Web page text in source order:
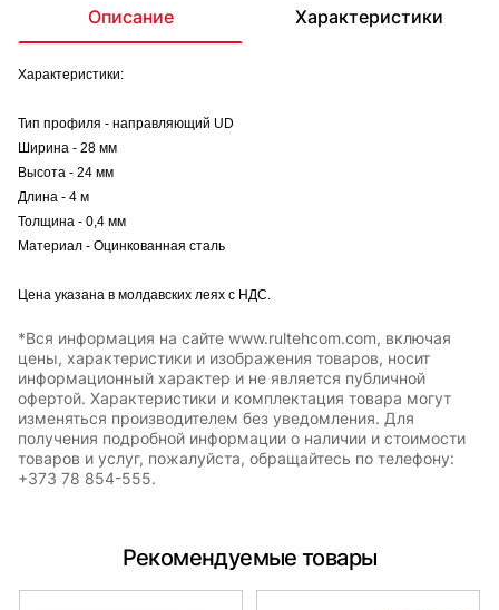
Описание Характеристики
Характеристики:
Тип профиля - направляющий UD
Ширина - 28 мм
Высота - 24 мм
Длина - 4 м
Толщина - 0,4 мм
Материал - Оцинкованная сталь
Цена указана в молдавских леях с НДС.
*Вся информация на сайте www.rultehcom.com, включая
цены, характеристики и изображения товаров, носит
информационный характер и не является публичной
офертой. Характеристики и комплектация товара могут
изменяться производителем без уведомления. Для
получения подробной информации о наличии и стоимости
товаров и услуг, пожалуйста, обращайтесь по телефону:
+373 78 854-555.
Рекомендуемые товары